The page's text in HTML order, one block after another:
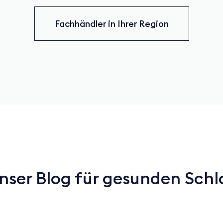
Fachhändler in Ihrer Region
Blog für gesunden